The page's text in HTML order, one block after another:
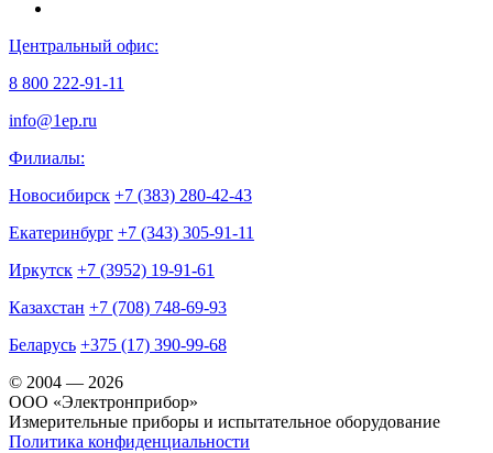
Центральный офис:
8 800 222-91-11
info@1ep.ru
Филиалы:
Новосибирск +7 (383) 280-42-43
Екатеринбург +7 (343) 305-91-11
Иркутск +7 (3952) 19-91-61
Казахстан +7 (708) 748-69-93
Беларусь +375 (17) 390-99-68
© 2004 — 2026
OOO «Электронприбор»
Измерительные приборы и испытательное оборудование
Политика конфиденциальности